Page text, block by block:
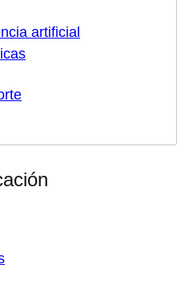
artificial